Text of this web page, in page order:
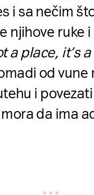
i sa nečim
njihove ruke
a place, it’s
od
i
da ima